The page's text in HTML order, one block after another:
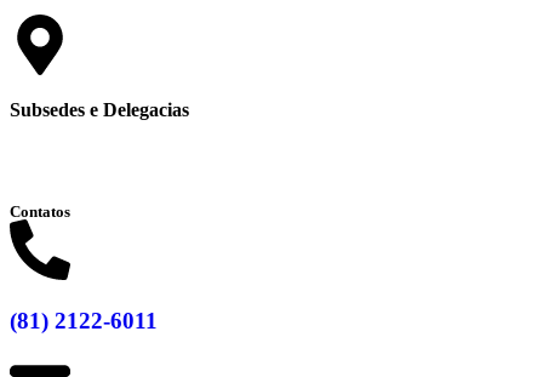
Subsedes e Delegacias
Contatos
(81) 2122-6011